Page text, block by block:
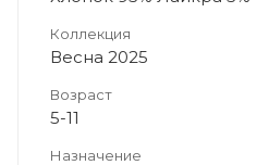
Коллекция
Весна 2025
Возраст
5-11
Назначение